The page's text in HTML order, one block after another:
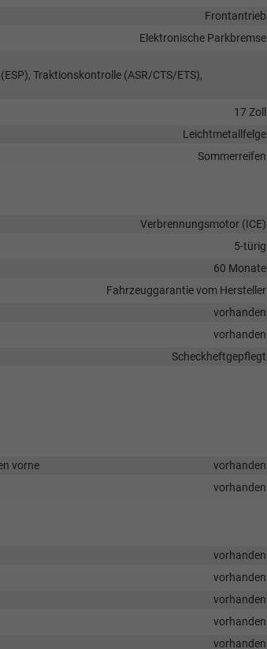
Frontantrieb
Elektronische Parkbremse
Traktionskontrolle (ASR/CTS/ETS),
17 Zoll
Leichtmetallfelge
Sommerreifen
Verbrennungsmotor (ICE)
5-türig
60 Monate
Fahrzeuggarantie vom Hersteller
vorhanden
vorhanden
Scheckheftgepflegt
vorne
vorhanden
vorhanden
vorhanden
vorhanden
vorhanden
vorhanden
vorhanden